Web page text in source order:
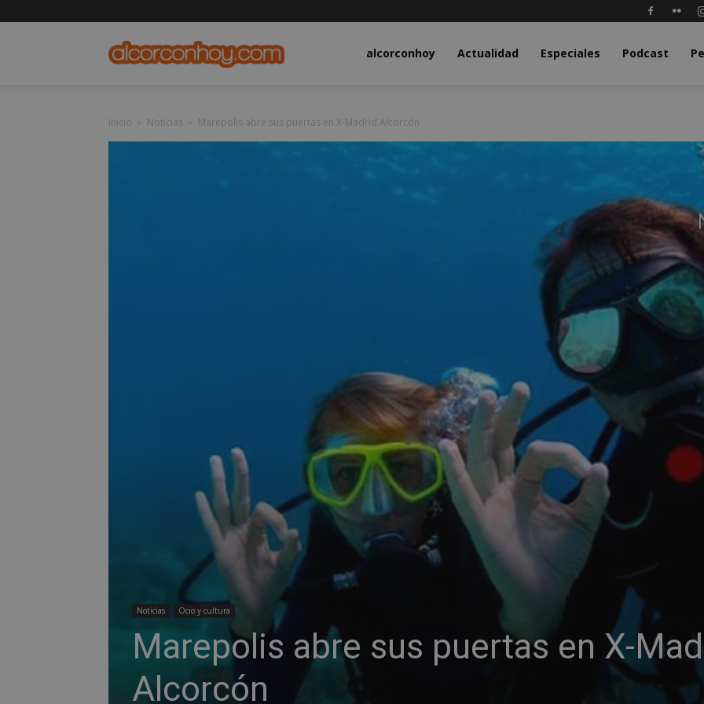
alcorconhoy.comalcorconhoy Actualidad Especiales Podcast
Inicio Noticias Marepolis abre sus puertas en X-Madrid Alcorcón
Noticias Ocio y cultura
Marepolis abre sus puertas en X-
Alcorcón